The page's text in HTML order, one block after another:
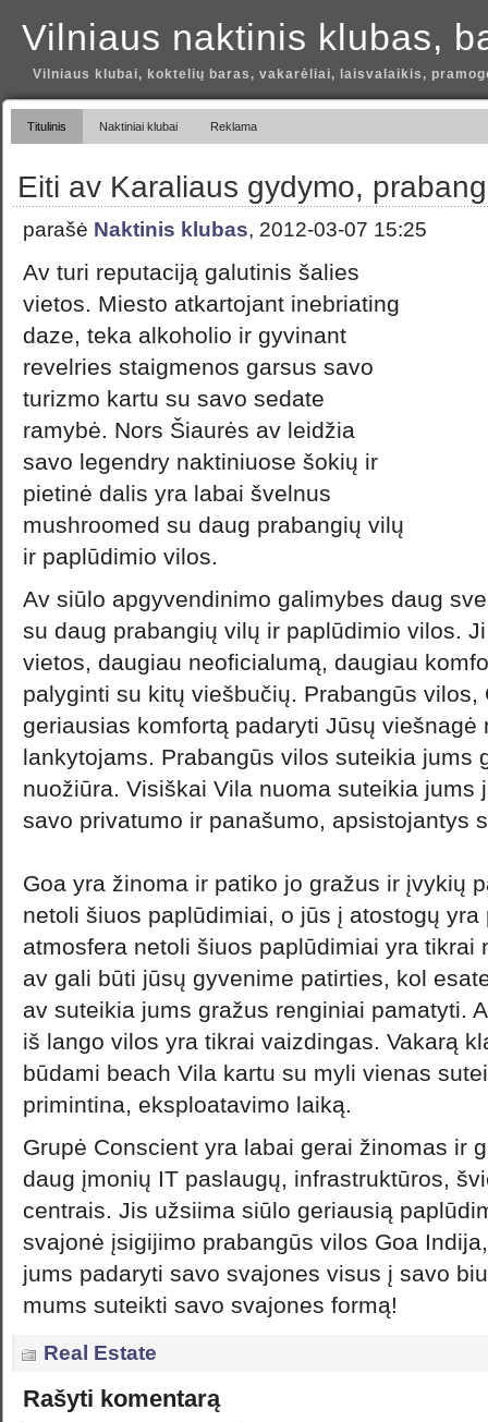
Vilniaus naktinis klubas,
Vilniaus klubai, koktelių baras, vakarėliai, laisvalaikis,
Titulinis Naktiniai klubai Reklama
Eiti av Karaliaus gydymo,
parašė Naktinis klubas, 2012-03-07 15:25
Av turi reputaciją galutinis šalies
vietos. Miesto atkartojant inebriating
daze, teka alkoholio ir gyvinant
revelries staigmenos garsus savo
turizmo kartu su savo sedate
ramybė. Nors Šiaurės av leidžia
savo legendry naktiniuose šokių ir
pietinė dalis yra labai švelnus
mushroomed su daug prabangių vilų
ir paplūdimio vilos.
Av siūlo apgyvendinimo galimybes daug
su daug prabangių vilų ir paplūdimio vilos.
vietos, daugiau neoficialumą, daugiau
palyginti su kitų viešbučių. Prabangūs vilos,
geriausias komfortą padaryti Jūsų viešnagė
lankytojams. Prabangūs vilos suteikia jums
nuožiūra. Visiškai Vila nuoma suteikia jums
savo privatumo ir panašumo, apsistojantys
Goa yra žinoma ir patiko jo gražus ir įvykių
netoli šiuos paplūdimiai, o jūs į atostogų yra
atmosfera netoli šiuos paplūdimiai yra tikrai
av gali būti jūsų gyvenime patirties, kol
av suteikia jums gražus renginiai pamatyti.
iš lango vilos yra tikrai vaizdingas. Vakarą
būdami beach Vila kartu su myli vienas
primintina, eksploatavimo laiką.
Grupė Conscient yra labai gerai žinomas ir
daug įmonių IT paslaugų, infrastruktūros,
centrais. Jis užsiima siūlo geriausią
svajonė įsigijimo prabangūs vilos Goa
jums padaryti savo svajones visus į savo
mums suteikti savo svajones formą!
Real Estate
Rašyti komentarą